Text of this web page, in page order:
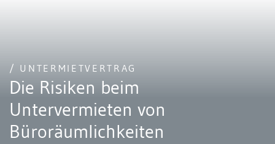
/ UNTERMIETVERTRAG
Die Risiken beim
Untervermieten von
Büroräumlichkeiten